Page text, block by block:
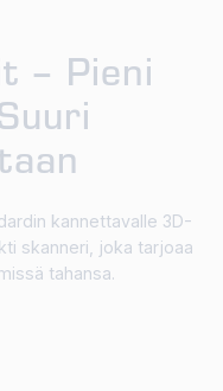
– Pieni
kannettavalle 3D-
skanneri, joka tarjoaa
tahansa.